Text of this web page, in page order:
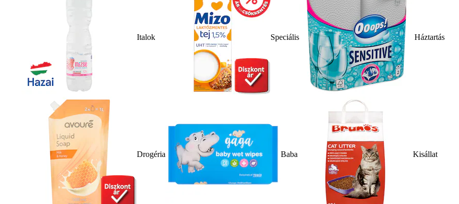
Italok Speciális Háztartás
Drogéria Baba Kisállat